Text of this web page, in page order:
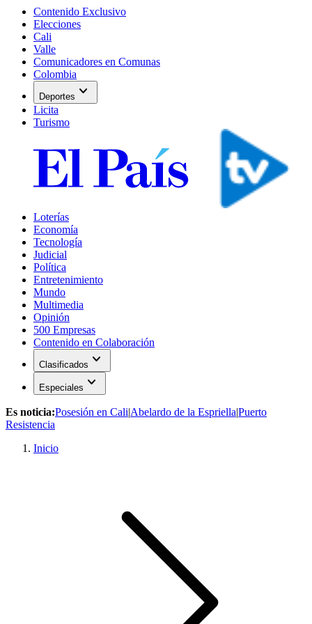
Contenido Exclusivo
Elecciones
Cali
Valle
Comunicadores en Comunas
Colombia
Deportes expand_more
Licita
Turismo
Loterías
Economía
Tecnología
Judicial
Política
Entretenimiento
Mundo
Multimedia
Opinión
500 Empresas
Contenido en Colaboración
Clasificados expand_more
Especiales expand_more
Es noticia:Posesión en Cali|Abelardo de la Espriella|Puerto
Resistencia
Inicio